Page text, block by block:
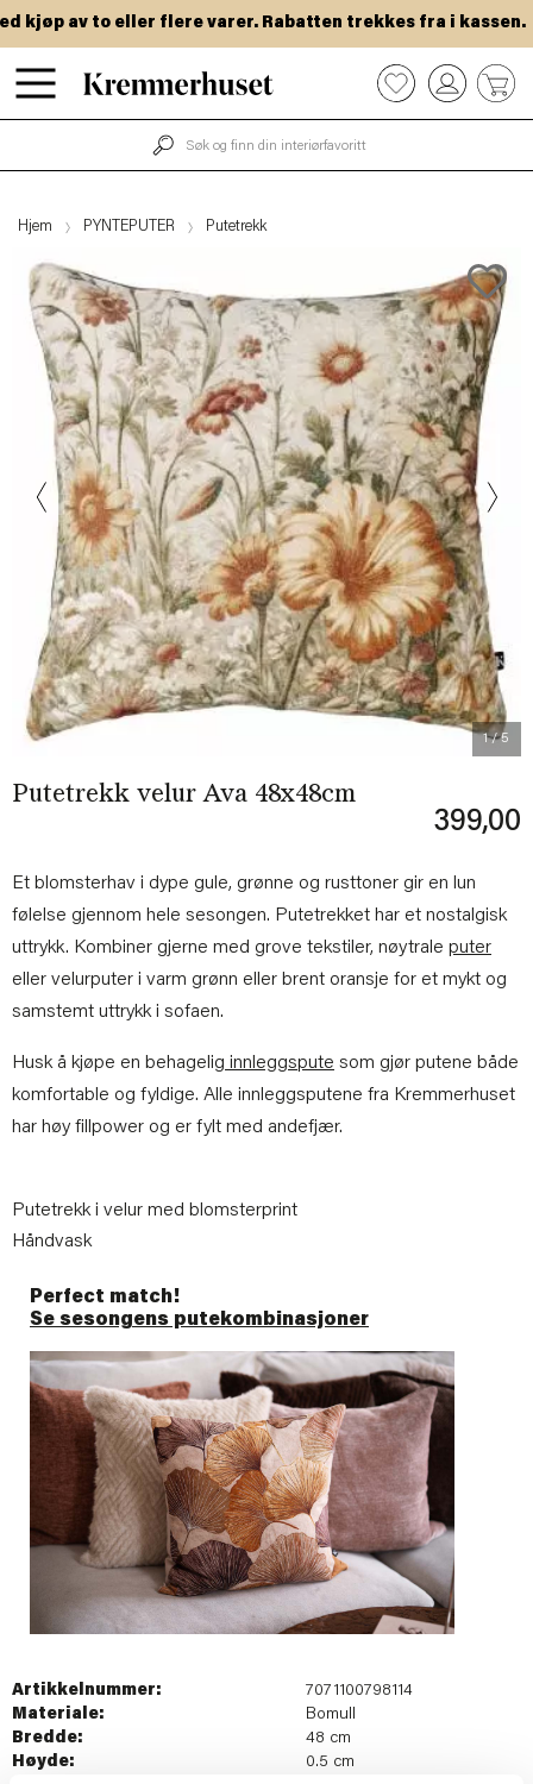
Hopp
til
kjøp av to eller flere varer. Rabatten trekkes fra i kassen.
0
Hjem PYNTEPUTER Putetrekk
1 / 5
Previous Next
Putetrekk velur Ava 48x48cm
399,00
Et blomsterhav i dype gule, grønne og rusttoner gir en lun
følelse gjennom hele sesongen. Putetrekket har et nostalgisk
uttrykk. Kombiner gjerne med grove tekstiler, nøytrale puter
eller velurputer i varm grønn eller brent oransje for et mykt og
samstemt uttrykk i sofaen.
Husk å kjøpe en behagelig innleggspute som gjør putene både
komfortable og fyldige. Alle innleggsputene fra Kremmerhuset
har høy fillpower og er fylt med andefjær.
Putetrekk i velur med blomsterprint
Håndvask
Perfect match!
Se sesongens putekombinasjoner
Artikkelnummer:
7071100798114
Materiale:
Bomull
Bredde:
48 cm
Høyde:
0.5 cm